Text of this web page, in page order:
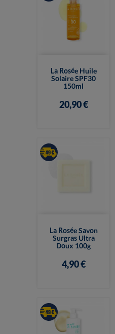
La Rosée Huile
Solaire SPF30
150ml
20,90 €
La Rosée Savon
Surgras Ultra
Doux 100g
4,90 €